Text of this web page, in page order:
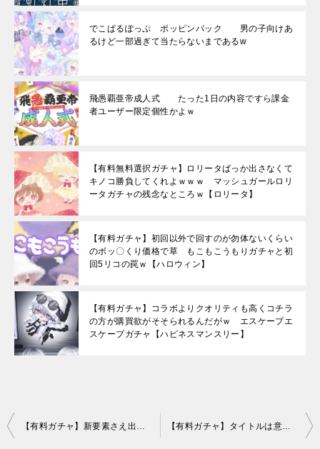
でこぱるぽっぷ ポッピンパック 男の子向けあ
るけど一部過ぎて当たらないまであるw
飛愚覇亜帝成人式 たった1日の内容ですら課金
者ユーザー限定個性かよｗ
【有料無料選択ガチャ】ロリータばっか出さなくて
キノコ勝負してくれよｗｗｗ マッシュガールロリ
ータガチャの残念なところｗ【ロリータ】
【有料ガチャ】初回以外で回すのが勿体ないくらい
のボッ〇くり価格で草 もこもこうもりガチャと初
回5リコの罠ｗ【ハロウィン】
【有料ガチャ】コラボよりクオリティも高くコチラ
の方が購買欲がそそられるんだがｗ エスケープエ
スケープガチャ【ハピネスマンスリー】
投
【有料ガチャ】新要素さえ出せば被りネタでも文句は言われないのがピグパ！って感じにしか思えないんだが…ｗ ごきげん♪おさんぽでいずガチャと移動手段【ステップラン】 【有料ガチャ】タイトルは意味深だけどガチャ的な深い意味がなくて何かガッカリだったｗ 深窓の娘リリィガチャ【趣旨が謎】